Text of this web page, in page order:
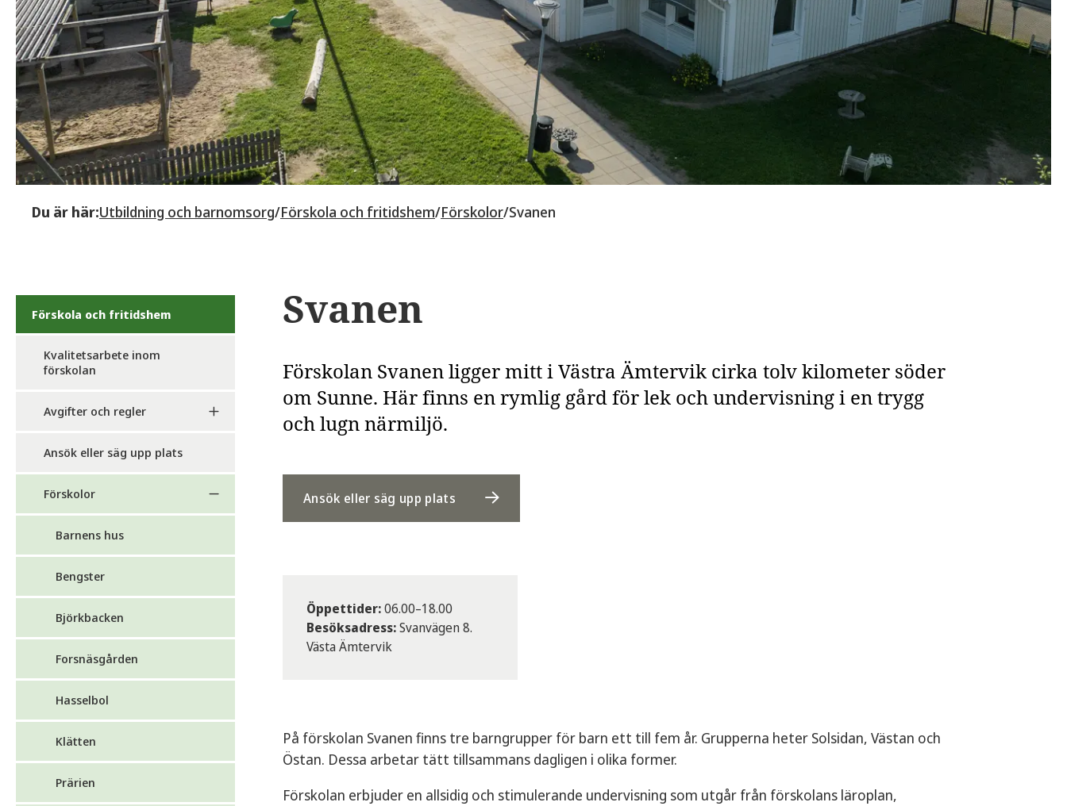
Du är här:Utbildning och barnomsorg/Förskola och fritidshem/Förskolor/Svanen
Förskola och fritidshem
Kvalitetsarbete inom
förskolan
Avgifter och regler
Ansök eller säg upp plats
Förskolor
Barnens hus
Bengster
Björkbacken
Forsnäsgården
Hasselbol
Klätten
Prärien
Svanen
Förskolan Svanen ligger mitt i Västra Ämtervik cirka tolv kilometer söder
om Sunne. Här finns en rymlig gård för lek och undervisning i en trygg
och lugn närmiljö.
Ansök eller säg upp plats
Öppettider:06.00–18.00
Besöksadress:Svanvägen 8.
Västa Ämtervik
På förskolan Svanen finns tre barngrupper för barn ett till fem år. Grupperna heter Solsidan, Västan och
Östan. Dessa arbetar tätt tillsammans dagligen i olika former.
Förskolan erbjuder en allsidig och stimulerande undervisning som utgår från förskolans läroplan,